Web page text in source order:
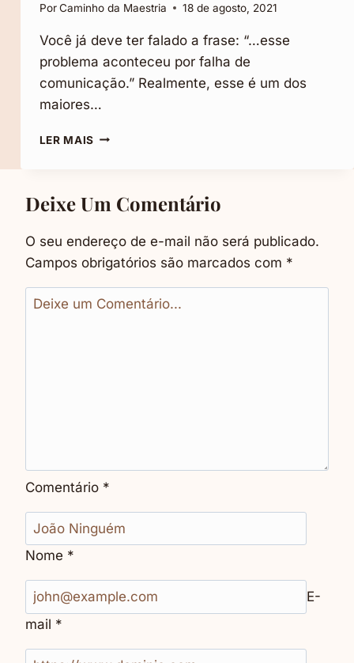
Por Caminho da Maestria 18 de agosto, 2021
Você já deve ter falado a frase: “…esse
problema aconteceu por falha de
comunicação.” Realmente, esse é um dos
maiores…
LER MAISO
DESTAQUE-
DA
CONCORRÊNCIA
Deixe Um Comentário
O seu endereço de e-mail não será publicado.
Campos obrigatórios são marcados com *
Comentário *
Nome *
E-
mail *